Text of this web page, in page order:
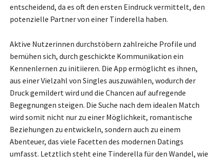
entscheidend, da es oft den ersten Eindruck vermittelt, den
potenzielle Partner von einer Tinderella haben.
Aktive Nutzerinnen durchstöbern zahlreiche Profile und
bemühen sich, durch geschickte Kommunikation ein
Kennenlernen zu initiieren. Die App ermöglicht es ihnen,
aus einer Vielzahl von Singles auszuwählen, wodurch der
Druck gemildert wird und die Chancen auf aufregende
Begegnungen steigen. Die Suche nach dem idealen Match
wird somit nicht nur zu einer Möglichkeit, romantische
Beziehungen zu entwickeln, sondern auch zu einem
Abenteuer, das viele Facetten des modernen Datings
umfasst. Letztlich steht eine Tinderella für den Wandel, wie